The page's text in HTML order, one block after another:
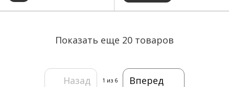
Показать еще 20 товаров
Назад 1 из 6 Вперед